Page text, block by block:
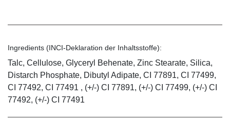
Ingredients (INCI-Deklaration der Inhaltsstoffe):
Talc, Cellulose, Glyceryl Behenate, Zinc Stearate, Silica,
Distarch Phosphate, Dibutyl Adipate, CI 77891, CI 77499,
CI 77492, CI 77491 , (+/-) CI 77891, (+/-) CI 77499, (+/-) CI
77492, (+/-) CI 77491